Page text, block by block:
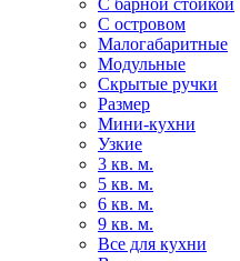
С островом
Малогабаритные
Модульные
Скрытые ручки
Размер
Мини-кухни
Узкие
3 кв. м.
5 кв. м.
6 кв. м.
9 кв. м.
Все для кухни